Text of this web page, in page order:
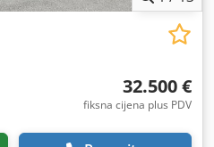
32.500 €
fiksna cijena plus PDV